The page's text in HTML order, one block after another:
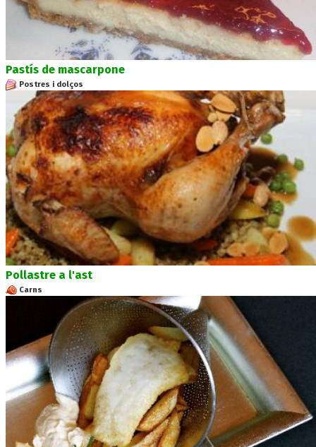
Pastís de mascarpone
Postres i dolços
Pollastre a l'ast
Carns